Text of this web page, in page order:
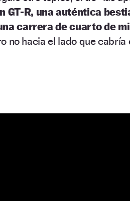
GT-R, una auténtica
carrera de cuarto de
no hacia el lado que cabría